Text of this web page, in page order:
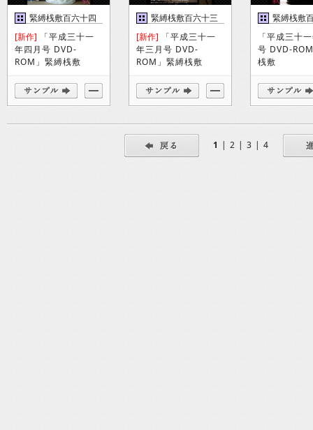
緊縛桟敷百六十四
巻
[新作] 「平成三十一
年四月号 DVD-
ROM」緊縛桟敷
緊縛桟敷百六十三
巻
[新作] 「平成三十一
年三月号 DVD-
ROM」緊縛桟敷
緊縛桟敷
巻
「平成三十
号 DVD-
桟敷
1 | 2 | 3 | 4